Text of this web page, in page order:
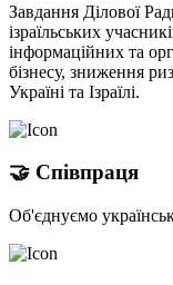
Завдання Ділової
ізраїльських
інформаційних та
бізнесу, зниження
Україні та Ізраїлі.
🤝 Співпраця
Об'єднуємо